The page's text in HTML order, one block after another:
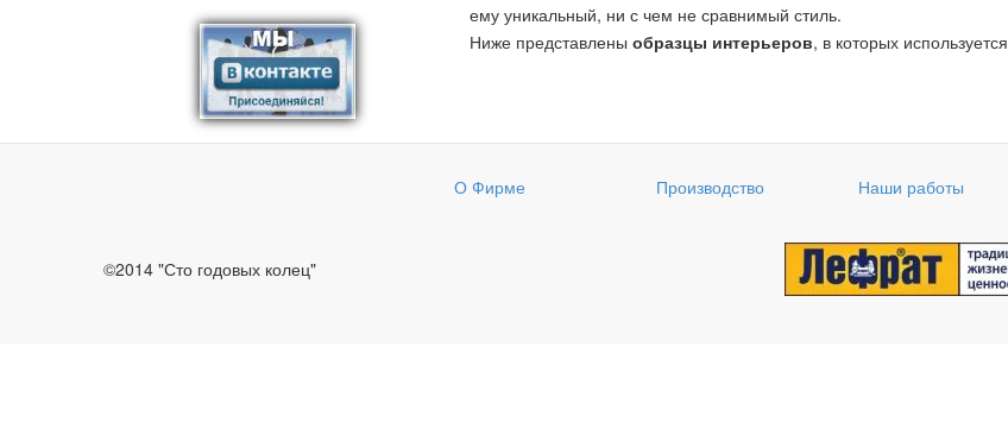
ему уникальный, ни с чем не сравнимый стиль.
Ниже представлены образцы интерьеров, в которых используется
О Фирме Производство Наши работы
©2014 "Сто годовых колец"